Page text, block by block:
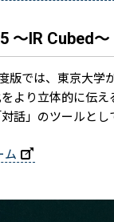
～IR Cubed～
版では、東京大学
より立体的に伝え
話」のツールと
ム